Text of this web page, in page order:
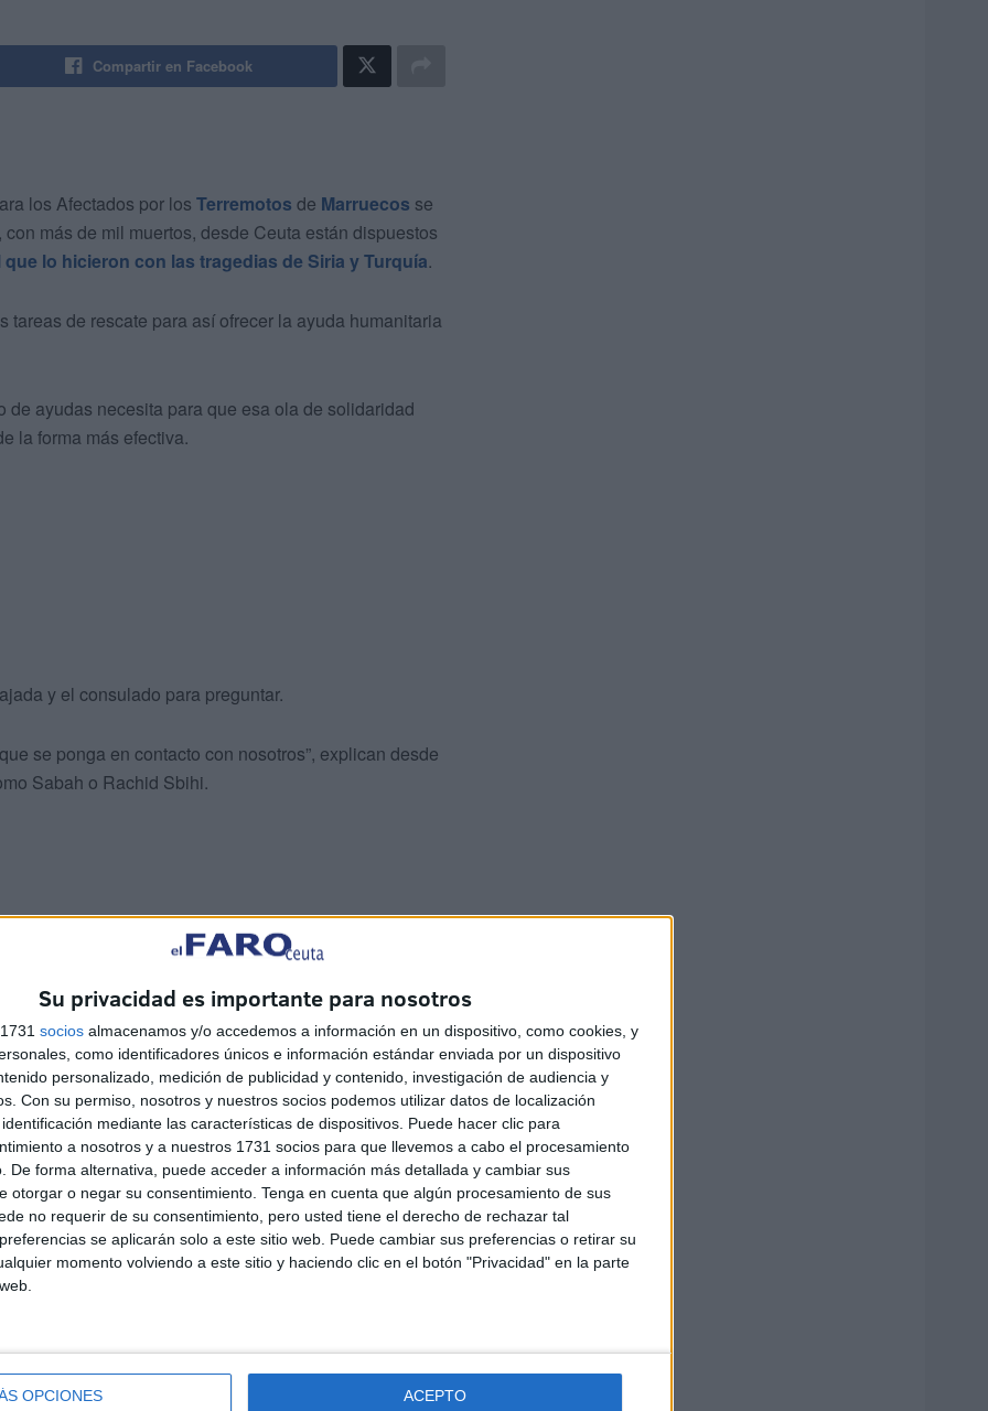
Su privacidad es importante para nosotros
socios almacenamos y/o accedemos a información en un dispositivo, como cookies, y
como identificadores únicos e información estándar enviada por un dispositivo
personalizado, medición de publicidad y contenido, investigación de audiencia y
Con su permiso, nosotros y nuestros socios podemos utilizar datos de localización
mediante las características de dispositivos. Puede hacer clic para
a nosotros y a nuestros 1731 socios para que llevemos a cabo el procesamiento
De forma alternativa, puede acceder a información más detallada y cambiar sus
otorgar o negar su consentimiento. Tenga en cuenta que algún procesamiento de sus
no requerir de su consentimiento, pero usted tiene el derecho de rechazar tal
se aplicarán solo a este sitio web. Puede cambiar sus preferencias o retirar su
momento volviendo a este sitio y haciendo clic en el botón "Privacidad" en la parte
OPCIONES ACEPTO
Compartir en Facebook
los Afectados por los Terremotos de Marruecos se
más de mil muertos, desde Ceuta están dispuestos
que lo hicieron con las tragedias de Siria y Turquía.
de rescate para así ofrecer la ayuda humanitaria
ayudas necesita para que esa ola de solidaridad
la forma más efectiva.
y el consulado para preguntar.
se ponga en contacto con nosotros”, explican desde
Sabah o Rachid Sbihi.
voluntarios recogió, lavó y empaquetó ropa y
y Turquía poniendo así su granito de arena.
pero antes necesitan saber qué es lo que
de ello para que todo el que quiera colaborar pueda
la ayude llegue a donde debe.
VI suspende visita a Francia
ha derivado en que toda la comunidad internacional
el Gobierno local buscará las maneras oficiales